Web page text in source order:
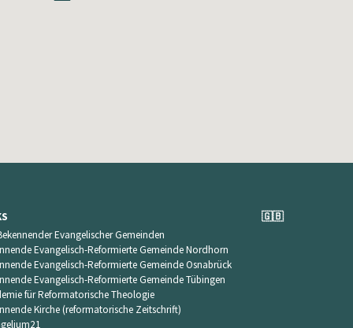
Evangelischer Gemeinden
Evangelisch-Reformierte Gemeinde Nordhorn
Evangelisch-Reformierte Gemeinde Osnabrück
Evangelisch-Reformierte Gemeinde Tübingen
für Reformatorische Theologie
Kirche (reformatorische Zeitschrift)
🇬🇧